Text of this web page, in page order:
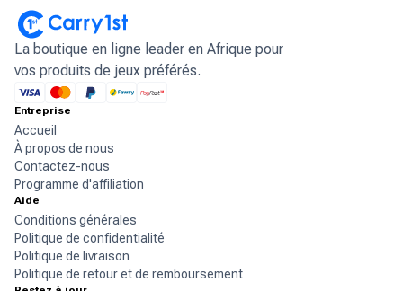
La boutique en ligne leader en Afrique pour
vos produits de jeux préférés.
Entreprise
Accueil
À propos de nous
Contactez-nous
Programme d'affiliation
Aide
Conditions générales
Politique de confidentialité
Politique de livraison
Politique de retour et de remboursement